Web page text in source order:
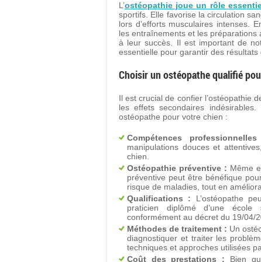
L’ostéopathie joue un rôle
sportifs. Elle favorise la circulation
lors d’efforts musculaires intenses.
les entraînements et les préparations
à leur succès. Il est important de
essentielle pour garantir des résultats
Choisir un ostéopathe qualifié
Il est crucial de confier l’ostéopathie
les effets secondaires
ostéopathe pour votre chien :
Compétences
manipulations douces et
chien.
Ostéopathie préventive : Même
préventive peut être bénéfique
risque de maladies, tout en
Qualifications : L’ostéopathe
praticien diplômé d’une école
conformément au décret du 19/04/
Méthodes de traitement : Un
diagnostiquer et traiter les
techniques et approches utilisées
Coût des prestations : Bien